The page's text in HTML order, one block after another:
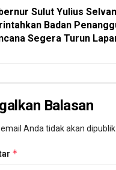
Sulut Yulius
Badan
Segera Turun
Balasan
Anda tidak akan
*